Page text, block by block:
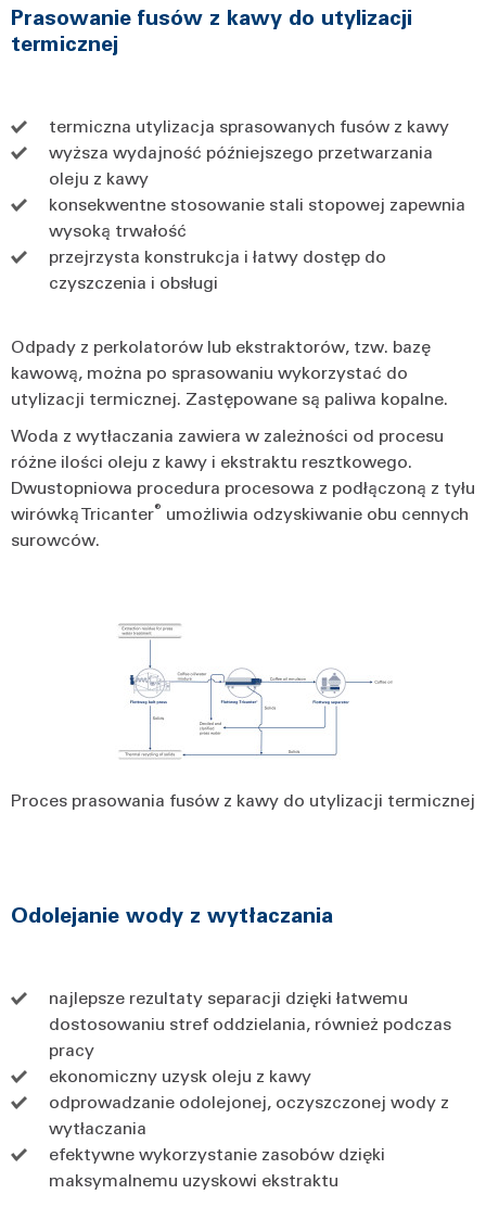
Prasowanie fusów z kawy do utylizacji
termicznej
termiczna utylizacja sprasowanych fusów z kawy
wyższa wydajność późniejszego przetwarzania
oleju z kawy
konsekwentne stosowanie stali stopowej zapewnia
wysoką trwałość
przejrzysta konstrukcja i łatwy dostęp do
czyszczenia i obsługi
Odpady z perkolatorów lub ekstraktorów, tzw. bazę
kawową, można po sprasowaniu wykorzystać do
utylizacji termicznej. Zastępowane są paliwa kopalne.
Woda z wytłaczania zawiera w zależności od procesu
różne ilości oleju z kawy i ekstraktu resztkowego.
Dwustopniowa procedura procesowa z podłączoną z tyłu
wirówką Tricanter® umożliwia odzyskiwanie obu cennych
surowców.
Proces prasowania fusów z kawy do utylizacji termicznej
Odolejanie wody z wytłaczania
najlepsze rezultaty separacji dzięki łatwemu
dostosowaniu stref oddzielania, również podczas
pracy
ekonomiczny uzysk oleju z kawy
odprowadzanie odolejonej, oczyszczonej wody z
wytłaczania
efektywne wykorzystanie zasobów dzięki
maksymalnemu uzyskowi ekstraktu